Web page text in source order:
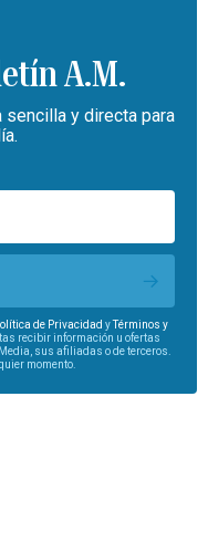
A.M.
y directa para
de Privacidad yTérminos y
recibir información u ofertas
sus afiliadas o de terceros.
momento.